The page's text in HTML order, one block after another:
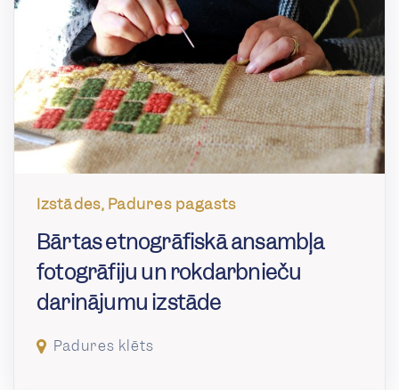
Izstādes, Padures pagasts
Bārtas etnogrāfiskā ansambļa
fotogrāfiju un rokdarbnieču
darinājumu izstāde
Padures klēts